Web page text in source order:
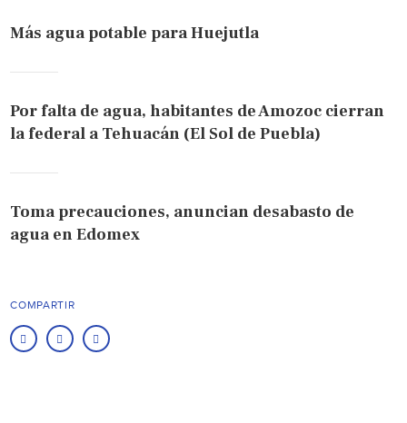
Más agua potable para Huejutla
Por falta de agua, habitantes de Amozoc cierran
la federal a Tehuacán (El Sol de Puebla)
Toma precauciones, anuncian desabasto de
agua en Edomex
COMPARTIR